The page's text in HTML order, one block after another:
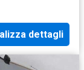
dettagli